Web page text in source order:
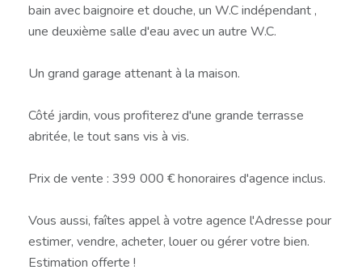
bain avec baignoire et douche, un W.C indépendant ,
une deuxième salle d'eau avec un autre W.C.
Un grand garage attenant à la maison.
Côté jardin, vous profiterez d'une grande terrasse
abritée, le tout sans vis à vis.
Prix de vente : 399 000 € honoraires d'agence inclus.
Vous aussi, faîtes appel à votre agence l'Adresse pour
estimer, vendre, acheter, louer ou gérer votre bien.
Estimation offerte !